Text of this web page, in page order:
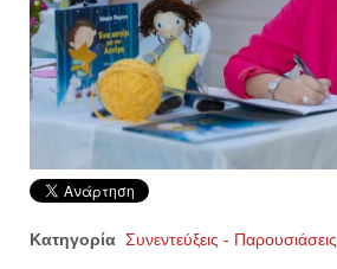
Κατηγορία Συνεντεύξεις - Παρουσιάσεις